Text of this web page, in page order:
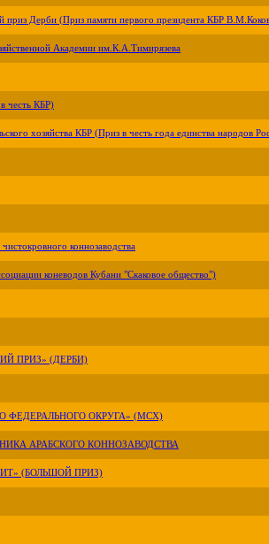
приз Дерби (Приз памяти первого президента КБР
Академии им.К.А.Тимирязева
честь КБР)
хозяйства КБР (Приз в честь года единства народов
коннозаводства
коневодов Кубани "Скаковое общество")
ПРИЗ» (ДЕРБИ)
ФЕДЕРАЛЬНОГО ОКРУГА» (МСХ)
АРАБСКОГО КОННОЗАВОДСТВА
(БОЛЬШОЙ ПРИЗ)